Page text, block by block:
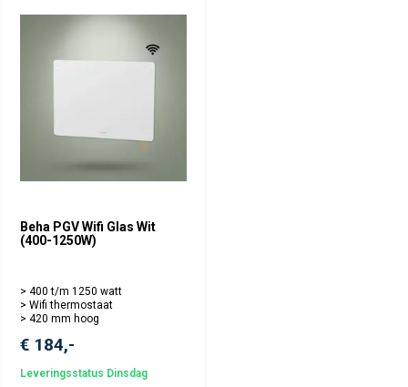
Beha PGV Wifi Glas Wit
(400-1250W)
> 400 t/m 1250 watt
> Wifi thermostaat
> 420 mm hoog
€ 184,-
Leveringsstatus Dinsdag